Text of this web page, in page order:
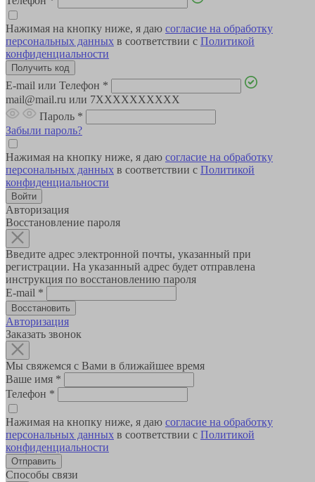
Нажимая на кнопку ниже, я даю согласие на обработку
персональных данных в соответствии с Политикой
конфиденциальности
E-mail или Телефон *
mail@mail.ru или 7XXXXXXXXXX
Пароль *
Забыли пароль?
Нажимая на кнопку ниже, я даю согласие на обработку
персональных данных в соответствии с Политикой
конфиденциальности
Авторизация
Восстановление пароля
Введите адрес электронной почты, указанный при
регистрации. На указанный адрес будет отправлена
инструкция по восстановлению пароля
E-mail *
Авторизация
Заказать звонок
Мы свяжемся с Вами в ближайшее время
Ваше имя *
Телефон *
Нажимая на кнопку ниже, я даю согласие на обработку
персональных данных в соответствии с Политикой
конфиденциальности
Способы связи